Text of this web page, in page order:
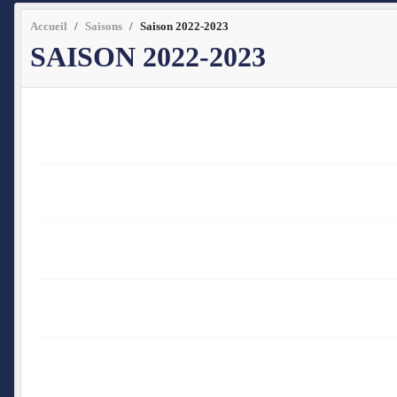
Accueil Saisons Saison 2022-2023
SAISON 2022-2023